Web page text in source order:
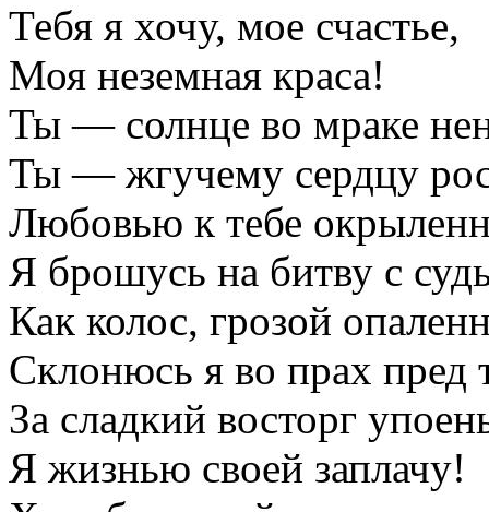
Тебя я хочу, мое счастье,
Моя неземная краса!
Ты — солнце во мраке
Ты — жгучему сердцу
Любовью к тебе
Я брошусь на битву с
Как колос, грозой
Склонюсь я во прах пред
За сладкий восторг
Я жизнью своей заплачу!